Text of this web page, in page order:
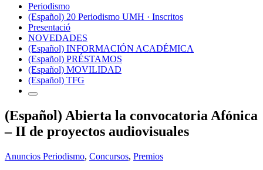
Periodismo
(Español) 20 Periodismo UMH · Inscritos
Presentació
NOVEDADES
(Español) INFORMACIÓN ACADÉMICA
(Español) PRÉSTAMOS
(Español) MOVILIDAD
(Español) TFG
(Español) Abierta la convocatoria Afónica
– II de proyectos audiovisuales
Anuncios Periodismo, Concursos, Premios